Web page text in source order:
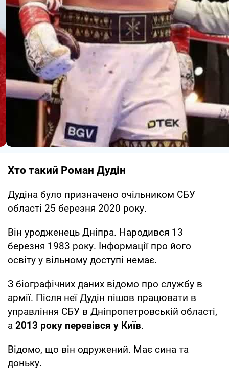
Хто такий Роман Дудін
Дудіна було призначено очільником СБУ
області 25 березня 2020 року.
Він уродженець Дніпра. Народився 13
березня 1983 року. Інформації про його
освіту у вільному доступі немає.
З біографічних даних відомо про службу в
армії. Після неї Дудін пішов працювати в
управління СБУ в Дніпропетровській області,
а 2013 року перевівся у Київ.
Відомо, що він одружений. Має сина та
доньку.